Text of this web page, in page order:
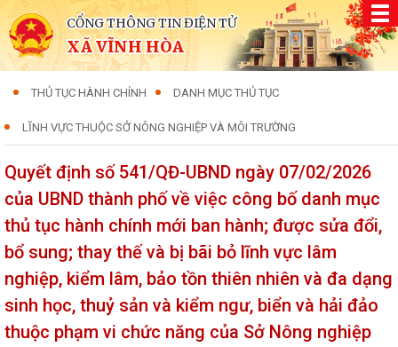
CỔNG THÔNG TIN ĐIỆN TỬ
XÃ VĨNH HÒA
THỦ TỤC HÀNH CHÍNH DANH MỤC THỦ TỤC
LĨNH VỰC THUỘC SỞ NÔNG NGHIỆP VÀ MÔI TRƯỜNG
Quyết định số 541/QĐ-UBND ngày 07/02/2026
của UBND thành phố về việc công bố danh mục
thủ tục hành chính mới ban hành; được sửa đổi,
bổ sung; thay thế và bị bãi bỏ lĩnh vực lâm
nghiệp, kiểm lâm, bảo tồn thiên nhiên và đa dạng
sinh học, thuỷ sản và kiểm ngư, biển và hải đảo
thuộc phạm vi chức năng của Sở Nông nghiệp